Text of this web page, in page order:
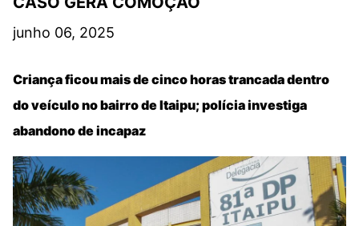
junho 06, 2025
Criança ficou mais de cinco horas trancada dentro
do veículo no bairro de Itaipu; polícia investiga
abandono de incapaz